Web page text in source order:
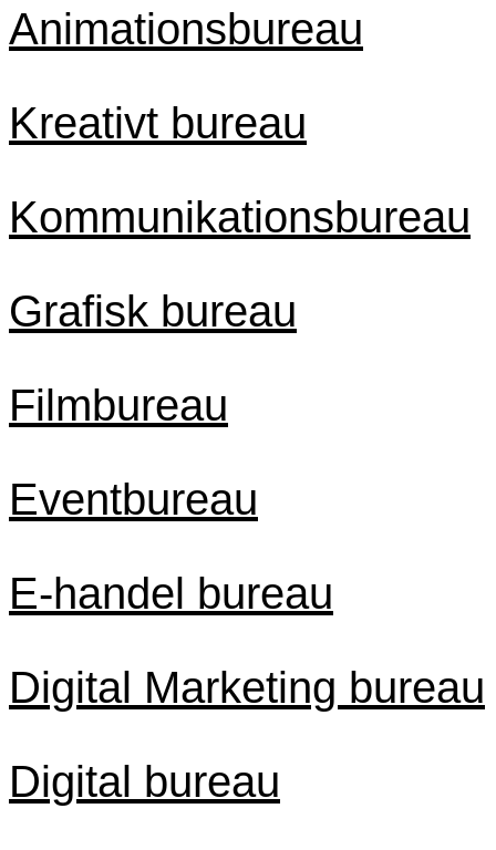
Animationsbureau
Kreativt bureau
Kommunikationsbureau
Grafisk bureau
Filmbureau
Eventbureau
E-handel bureau
Digital Marketing bureau
Digital bureau